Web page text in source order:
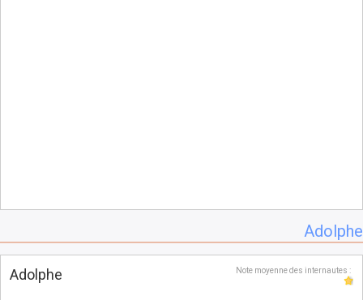
Adolphe
Adolphe Note moyenne des internautes :